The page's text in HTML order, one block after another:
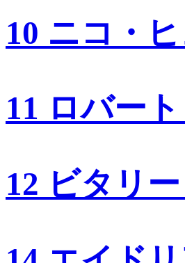
10 ニコ・
11 ロバー
12 ビタリ